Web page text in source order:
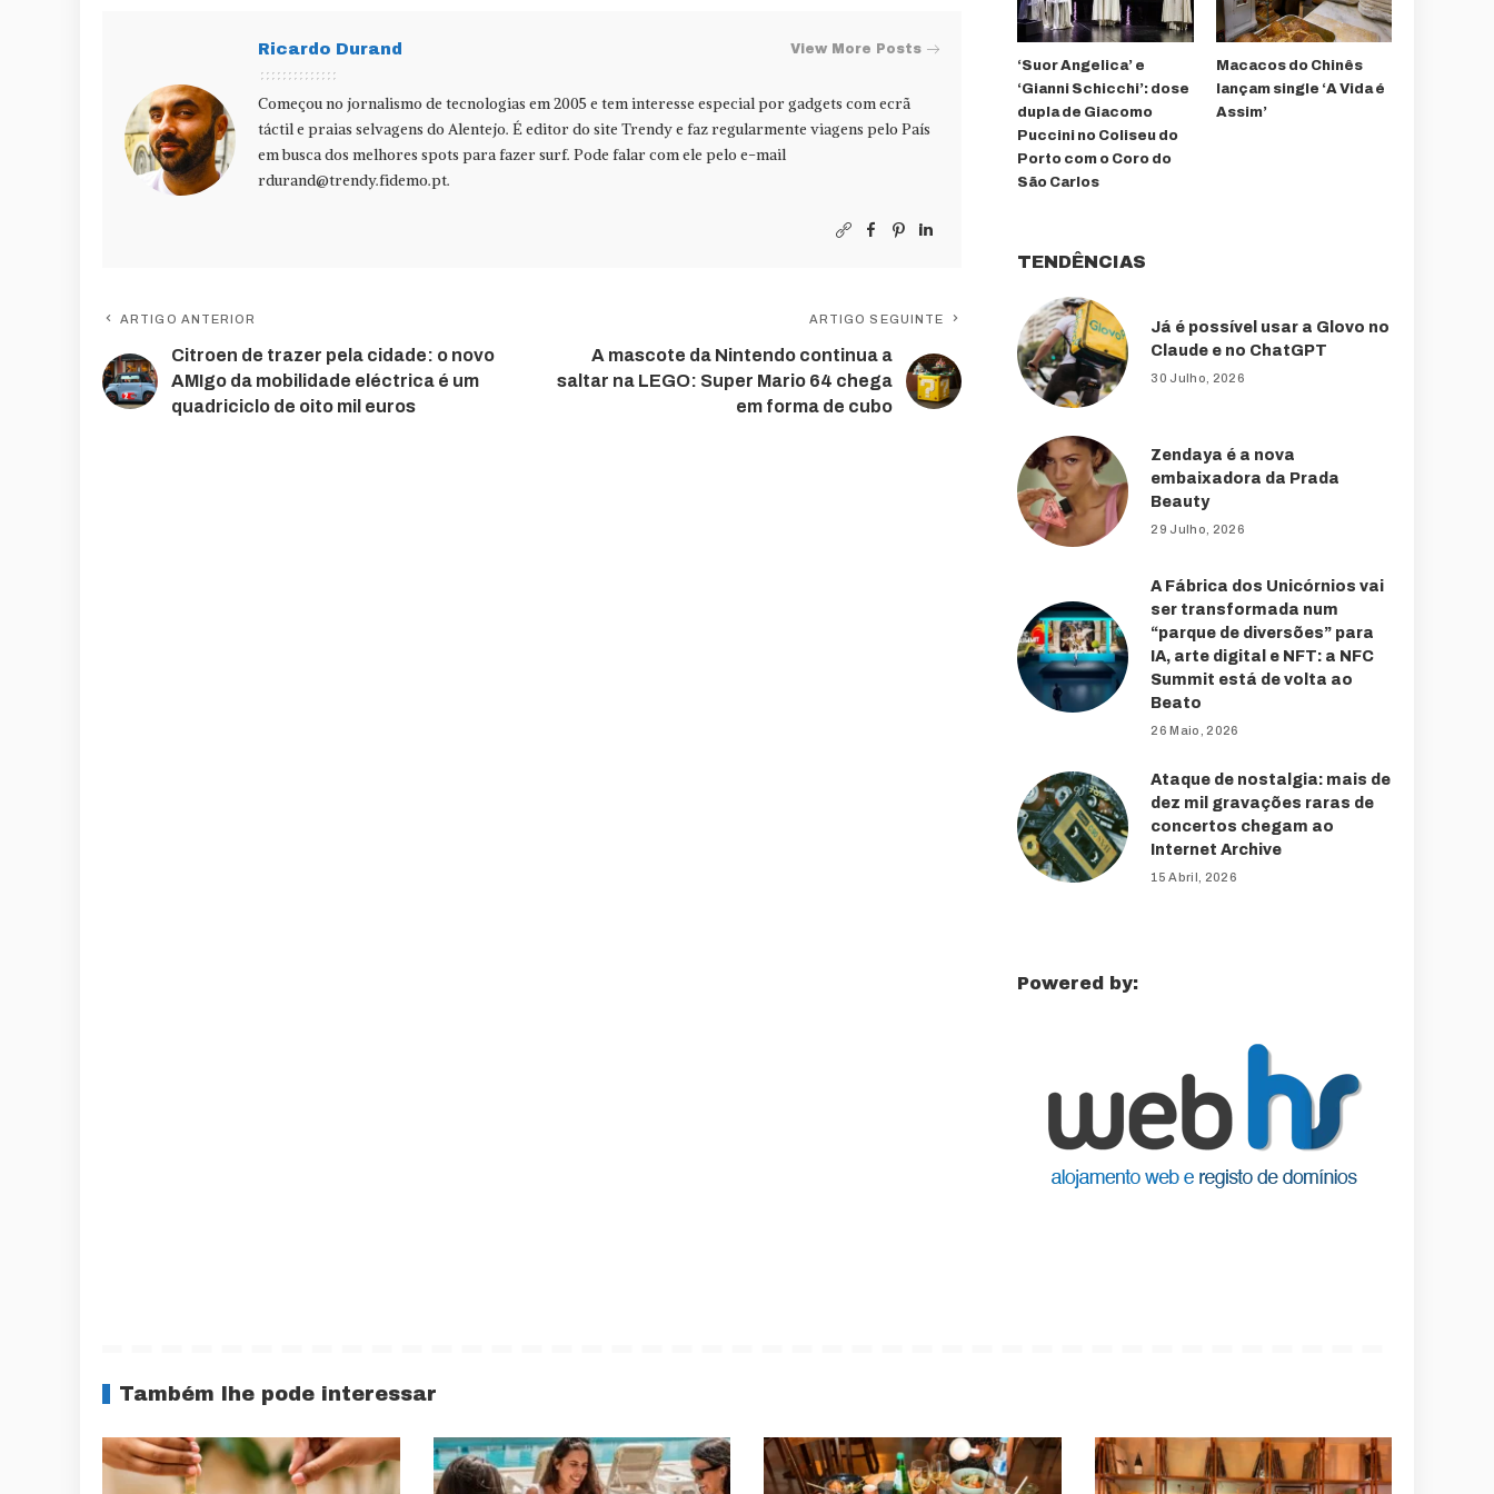
Ricardo Durand View More Posts
Começou no jornalismo de tecnologias em 2005 e tem interesse especial por gadgets com ecrã
táctil e praias selvagens do Alentejo. É editor do site Trendy e faz regularmente viagens pelo País
em busca dos melhores spots para fazer surf. Pode falar com ele pelo e-mail
rdurand@trendy.fidemo.pt.
ARTIGO ANTERIOR
Citroen de trazer pela cidade: o novo
AMIgo da mobilidade eléctrica é um
quadriciclo de oito mil euros
ARTIGO SEGUINTE
A mascote da Nintendo continua a
saltar na LEGO: Super Mario 64 chega
em forma de cubo
‘Suor Angelica’ e
‘Gianni Schicchi’: dose
dupla de Giacomo
Puccini no Coliseu do
Porto com o Coro do
São Carlos
Macacos do Chinês
lançam single ‘A Vida é
Assim’
TENDÊNCIAS
Já é possível usar a Glovo no
Claude e no ChatGPT
30 Julho, 2026
Zendaya é a nova
embaixadora da Prada
Beauty
29 Julho, 2026
A Fábrica dos Unicórnios vai
ser transformada num
“parque de diversões” para
IA, arte digital e NFT: a NFC
Summit está de volta ao
Beato
26 Maio, 2026
Ataque de nostalgia: mais de
dez mil gravações raras de
concertos chegam ao
Internet Archive
15 Abril, 2026
Powered by:
Também lhe pode interessar